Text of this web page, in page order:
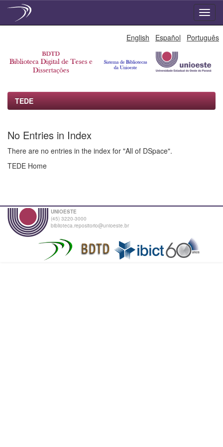
English Español Português
TEDE
No Entries in Index
There are no entries in the index for "All of DSpace".
TEDE Home
UNIOESTE
(45) 3220-3000
biblioteca.repositorio@unioeste.br